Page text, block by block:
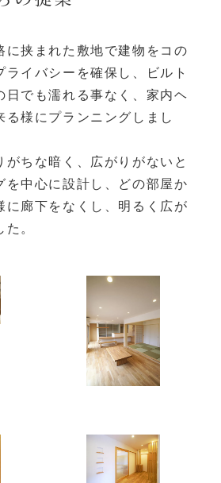
に挟まれた敷地で建物をコの
ライバシーを確保し、ビルト
日でも濡れる事なく、家内ヘ
る様にプランニングしまし
がちな暗く、広がりがないと
を中心に設計し、どの部屋か
に廊下をなくし、明るく広が
。